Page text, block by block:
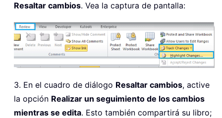
Resaltar cambios. Vea la captura de pantalla:
3. En el cuadro de diálogo Resaltar cambios, active
la opción Realizar un seguimiento de los cambios
mientras se edita. Esto también compartirá su libro;